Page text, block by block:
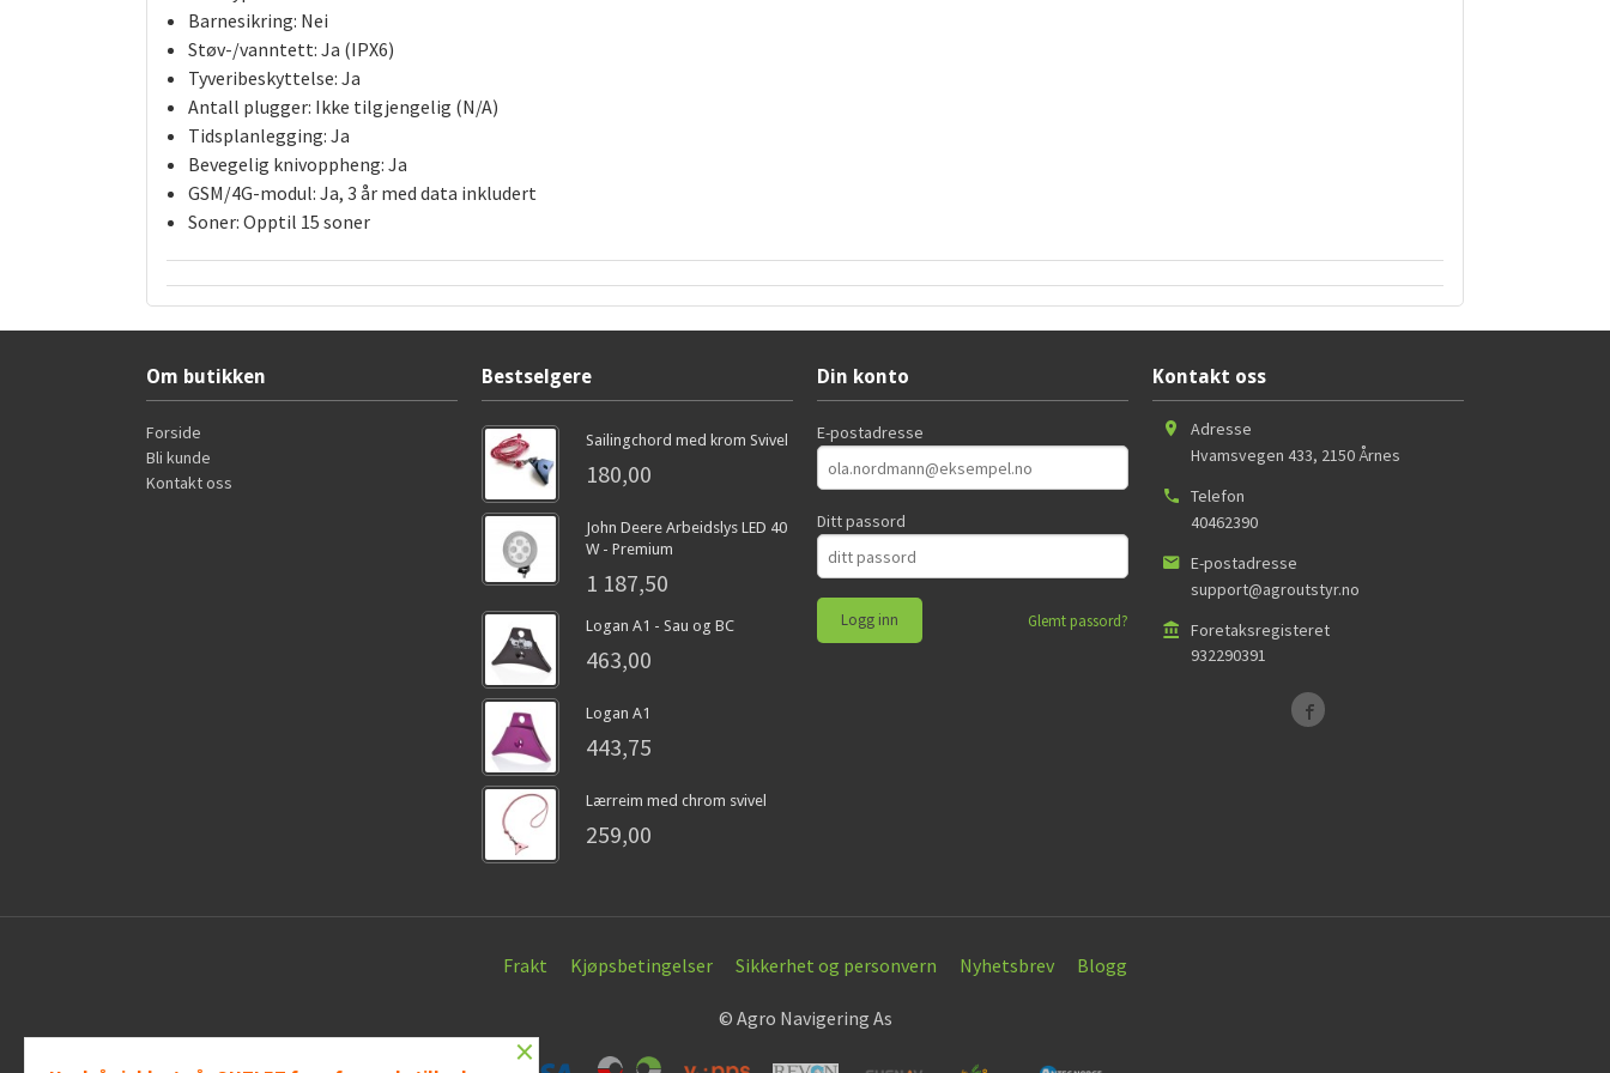
Barnesikring: Nei
Støv-/vanntett: Ja (IPX6)
Tyveribeskyttelse: Ja
Antall plugger: Ikke tilgjengelig (N/A)
Tidsplanlegging: Ja
Bevegelig knivoppheng: Ja
GSM/4G-modul: Ja, 3 år med data inkludert
Soner: Opptil 15 soner
Om butikken
Forside
Bli kunde
Kontakt oss
Bestselgere
Sailingchord med krom Svivel
180,00
John Deere Arbeidslys LED 40
W - Premium
1 187,50
Logan A1 - Sau og BC
463,00
Logan A1
443,75
Lærreim med chrom svivel
259,00
Din konto
E-postadresse
Ditt passord
Glemt passord?
Kontakt oss
Adresse
Hvamsvegen 433, 2150Årnes
Telefon
40462390
E-postadresse
support@agroutstyr.no
Foretaksregisteret
932290391
Frakt Kjøpsbetingelser Sikkerhet og personvern Nyhetsbrev Blogg
© Agro Navigering As
×